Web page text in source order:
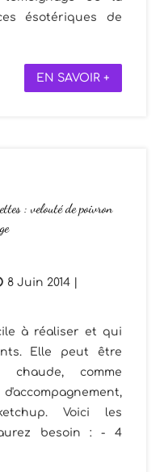
ésotériques de
EN SAVOIR +
: velouté de poivron
8 Juin 2014
à réaliser et qui
Elle peut être
chaude, comme
Voici les
besoin : - 4